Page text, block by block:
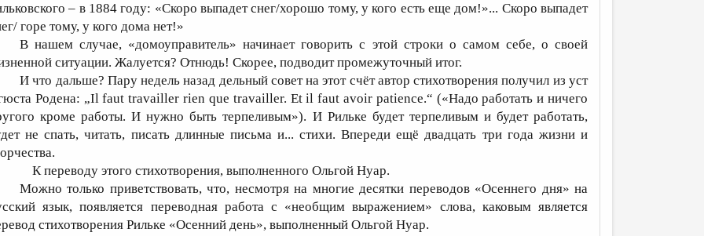
– в 1884 году: «Скоро выпадет снег/хорошо тому, у кого есть еще дом!»... Скоро выпадет
горе тому, у кого дома нет!»
В нашем случае, «домоуправитель» начинает говорить с этой строки о самом себе, о своей
ситуации. Жалуется? Отнюдь! Скорее, подводит промежуточный итог.
И что дальше? Пару недель назад дельный совет на этот счёт автор стихотворения получил из уст
Родена: „Il faut travailler rien que travailler. Et il faut avoir patience.“ («Надо работать и ничего
кроме работы. И нужно быть терпеливым»). И Рильке будет терпеливым и будет работать,
не спать, читать, писать длинные письма и... стихи. Впереди ещё двадцать три года жизни и
К переводу этого стихотворения, выполненного Ольгой Нуар.
Можно только приветствовать, что, несмотря на многие десятки переводов «Осеннего дня» на
язык, появляется переводная работа с «необщим выражением» слова, каковым является
стихотворения Рильке «Осенний день», выполненный Ольгой Нуар.